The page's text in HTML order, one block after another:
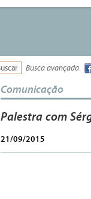
Busca avançada
Comunicação
Palestra com
21/09/2015